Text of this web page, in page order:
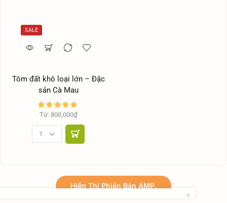
SALE
Tôm đất khô loại lớn – Đặc
sản Cà Mau
Từ: 800,000₫
Hiển Thị Phiên Bản AMP.